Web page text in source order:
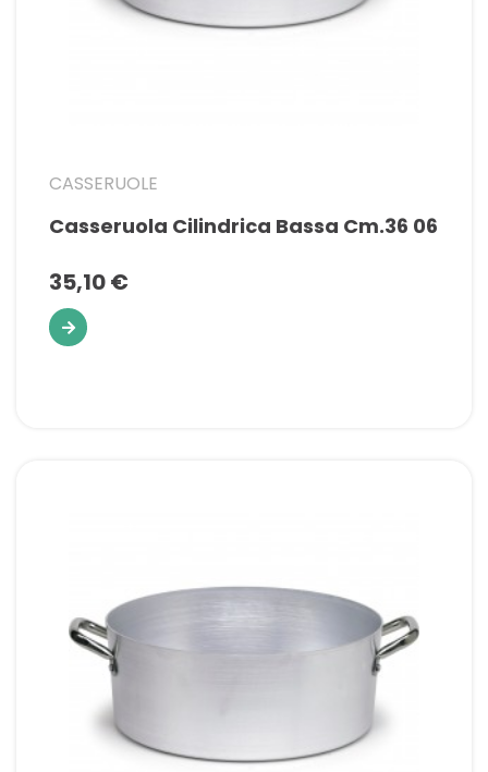
CASSERUOLE
Casseruola Cilindrica Bassa Cm.36 06
35,10 €